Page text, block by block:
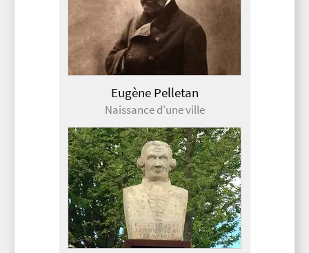
Eugène Pelletan
Naissance d'une ville